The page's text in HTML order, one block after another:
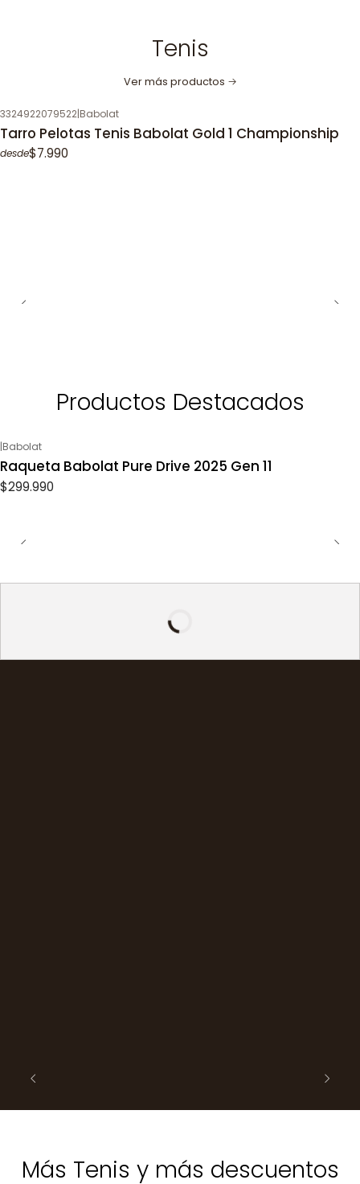
Tenis
Ver más productos
3324922079522|Babolat
Tarro Pelotas Tenis Babolat Gold 1 Championship
desde$7.990
Productos Destacados
|Babolat
Raqueta Babolat Pure Drive 2025 Gen 11
$299.990
Más Tenis y más descuentos